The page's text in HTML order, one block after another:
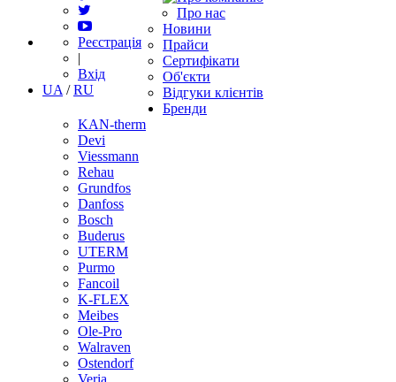
Реєстрація
|
Вхід
UA /RU
Про нас
Новини
Прайси
Сертифікати
Об'єкти
Відгуки клієнтів
Бренди
KAN-therm
Devi
Viessmann
Rehau
Grundfos
Danfoss
Bosch
Buderus
UTERM
Purmo
Fancoil
K-FLEX
Meibes
Ole-Pro
Walraven
Ostendorf
Veria